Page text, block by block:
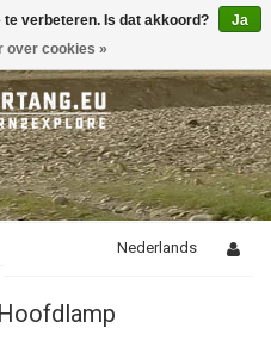
Nederlands
verbeteren. Is dat akkoord?
Ja
over cookies »